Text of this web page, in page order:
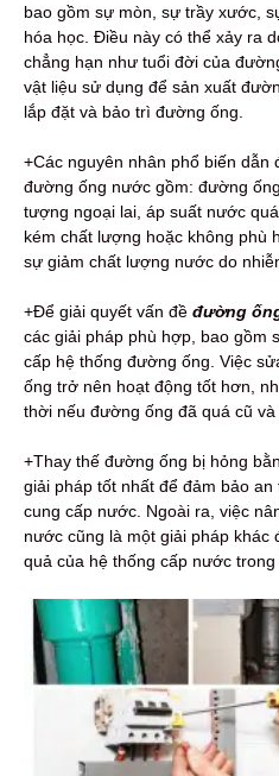
bao gồm sự mòn, sự trầy xước,
hóa học. Điều này có thể xảy ra
chẳng hạn như tuổi đời của
vật liệu sử dụng để sản xuất
lắp đặt và bảo trì đường ống.
+Các nguyên nhân phổ biến dẫn
đường ống nước gồm: đường
tượng ngoại lai, áp suất nước
kém chất lượng hoặc không phù
sự giảm chất lượng nước do
+Để giải quyết vấn đề đường
các giải pháp phù hợp, bao gồm
cấp hệ thống đường ống. Việc
ống trở nên hoạt động tốt hơn,
thời nếu đường ống đã quá cũ
+Thay thế đường ống bị hỏng
giải pháp tốt nhất để đảm bảo
cung cấp nước. Ngoài ra, việc
nước cũng là một giải pháp khác
quả của hệ thống cấp nước